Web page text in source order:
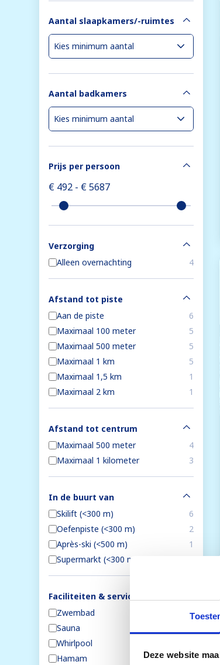
Deze website
Aantal slaapkamers/-ruimtes
Aantal badkamers
Prijs per persoon
Verzorging
Alleen overnachting
4
Afstand tot piste
Aan de piste
6
Maximaal 100 meter
5
Maximaal 500 meter
5
Maximaal 1 km
5
Maximaal 1,5 km
1
Maximaal 2 km
1
Afstand tot centrum
Maximaal 500 meter
4
Maximaal 1 kilometer
3
In de buurt van
Skilift (<300 m)
6
Oefenpiste (<300 m)
2
Après-ski (<500 m)
1
Supermarkt (<300 m)
Faciliteiten & service
Zwembad
5
Sauna
Whirlpool
Hamam
3